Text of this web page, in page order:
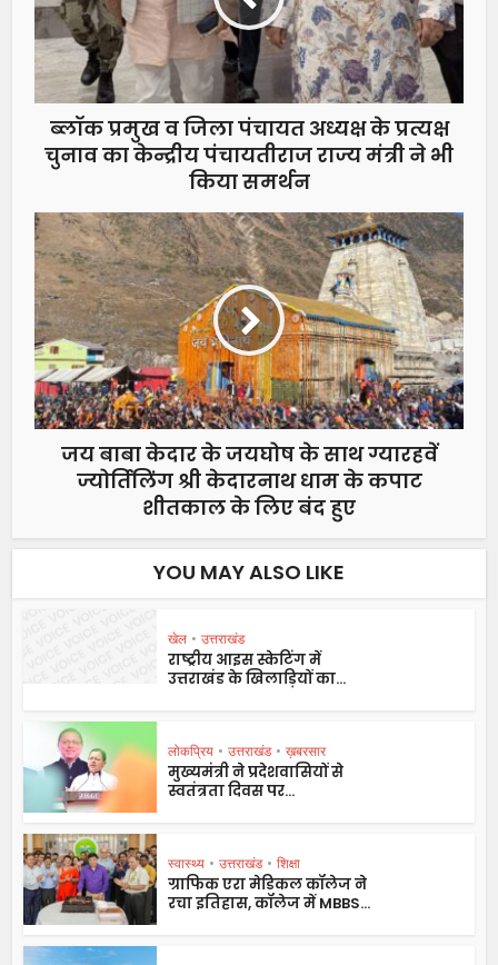
ब्लॉक प्रमुख व जिला पंचायत अध्यक्ष के प्रत्यक्ष
चुनाव का केन्द्रीय पंचायतीराज राज्य मंत्री ने भी
किया समर्थन
जय बाबा केदार के जयघोष के साथ ग्यारहवें
ज्योर्तिलिंग श्री केदारनाथ धाम के कपाट
शीतकाल के लिए बंद हुए
YOU MAY ALSO LIKE
खेल • उत्तराखंड
राष्ट्रीय आइस स्केटिंग में
उत्तराखंड के खिलाड़ियों का...
लोकप्रिय • उत्तराखंड • ख़बरसार
मुख्यमंत्री ने प्रदेशवासियों से
स्वतंत्रता दिवस पर...
स्वास्थ्य • उत्तराखंड • शिक्षा
ग्राफिक एरा मेडिकल कॉलेज ने
रचा इतिहास, कॉलेज में MBBS...